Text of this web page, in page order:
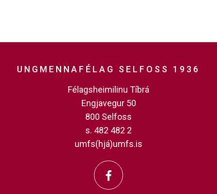
UNGMENNAFÉLAG SELFOSS 1936
Félagsheimilinu Tíbrá
Engjavegur 50
800 Selfoss
s. 482 482 2
umfs(hjá)umfs.is